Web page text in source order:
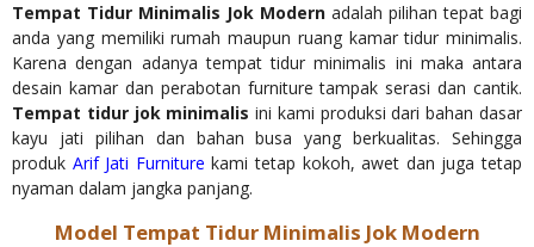
Tempat Tidur Minimalis Jok Modern adalah pilihan tepat bagi
anda yang memiliki rumah maupun ruang kamar tidur minimalis.
Karena dengan adanya tempat tidur minimalis ini maka antara
desain kamar dan perabotan furniture tampak serasi dan cantik.
Tempat tidur jok minimalis ini kami produksi dari bahan dasar
kayu jati pilihan dan bahan busa yang berkualitas. Sehingga
produk Arif Jati Furniture kami tetap kokoh, awet dan juga tetap
nyaman dalam jangka panjang.
Model Tempat Tidur Minimalis Jok Modern